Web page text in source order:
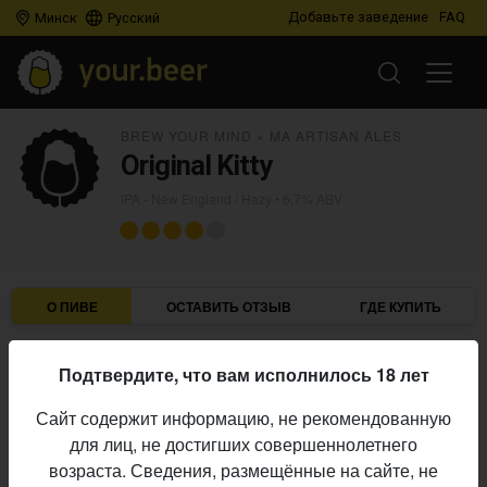
Минск Русский Добавьте заведение FAQ
Original Kitty
О ПИВЕ ОСТАВИТЬ ОТЗЫВ ГДЕ КУПИТЬ
Пивоварни:
MA Artisan Ales
Алкоголь:
6,7%
Начало
выпуска:
28.07.2025
Подтвердите, что вам исполнилось 18 лет
Сайт содержит информацию, не рекомендованную
для лиц, не достигших совершеннолетнего
возраста. Сведения, размещённые на сайте, не